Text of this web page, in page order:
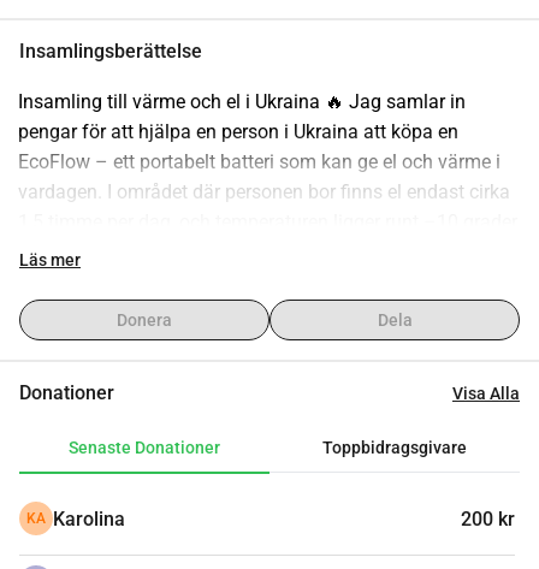
Insamlingsberättelse
Insamling till värme och el i Ukraina 🔥 Jag samlar in
pengar för att hjälpa en person i Ukraina att köpa en
EcoFlow – ett portabelt batteri som kan ge el och värme i
vardagen. I området där personen bor finns el endast cirka
Alla bidrag, stora som små, gör skillnad och går oavkortat
el och lite trygghet i en mycket utsatt situation är ditt stöd
ovärderligt. Tack för att du hjälper ❤️
Läs mer
Donera Dela
Donationer Visa Alla
Senaste Donationer Toppbidragsgivare
KA Karolina 200 kr